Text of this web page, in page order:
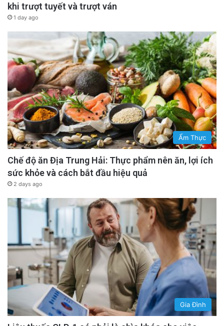
khi trượt tuyết và trượt ván
1 day ago
Ẩm Thực
Chế độ ăn Địa Trung Hải: Thực phẩm nên ăn, lợi ích
sức khỏe và cách bắt đầu hiệu quả
2 days ago
Gia Đình